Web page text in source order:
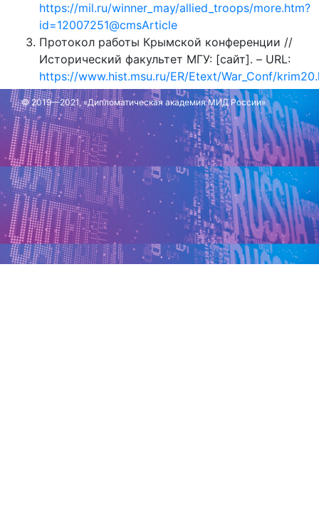
https://mil.ru/winner_may/allied_troops/more.htm?
id=12007251@cmsArticle
Протокол работы Крымской конференции //
Исторический факультет МГУ: [сайт]. – URL:
https://www.hist.msu.ru/ER/Etext/War_Conf/
Соглашение о Японии и Китае //
Исторический факультет МГУ: [сайт]. – URL:
https://www.hist.msu.ru/ER/Etext/War_Conf/
Обновлено: 3 февраля 2025 г.
© 2019—2021, «Дипломатическая академия МИД России»